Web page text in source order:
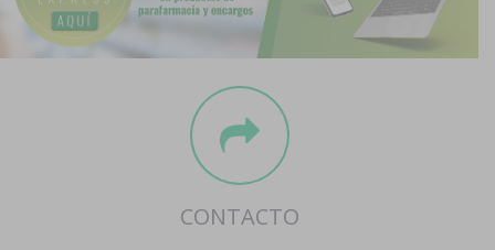
Contacto
Boletín
CONTACTO